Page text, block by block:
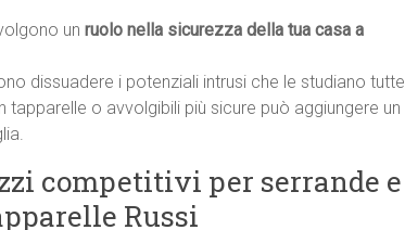
un ruolo nella sicurezza della tua casa a
dissuadere i potenziali intrusi che le studiano tutte
tapparelle o avvolgibili più sicure può aggiungere un
competitivi per serrande e
Russi